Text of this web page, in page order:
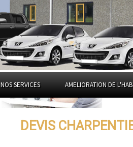
NOS SERVICES AMELIORATION DE
DEVIS